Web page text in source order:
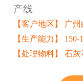
产线
【客户地区】 广
【生产能力】 150-
【处理物料】 石灰